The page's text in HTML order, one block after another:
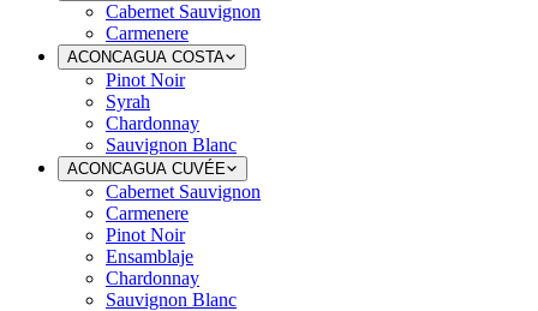
Cabernet Sauvignon
Carmenere
ACONCAGUA COSTA
Pinot Noir
Syrah
Chardonnay
Sauvignon Blanc
ACONCAGUA CUVÉE
Cabernet Sauvignon
Carmenere
Pinot Noir
Ensamblaje
Chardonnay
Sauvignon Blanc